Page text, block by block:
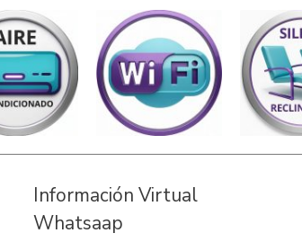
Información Virtual
Whatsaap